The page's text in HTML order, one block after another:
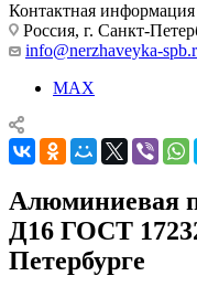
Контактная информация
Россия, г. Санкт-
info@nerzhaveyka-
MAX
Алюминиевая
Д16 ГОСТ
Петербурге